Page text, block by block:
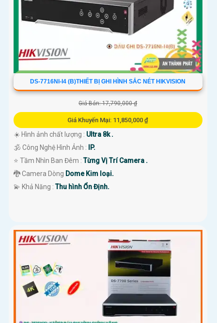
DS-7716NI-I4 (B)THIẾT BỊ GHI HÌNH SẮC NÉT HIKVISION
Giá Bán: 17,790,000 ₫
Giá Khuyến Mại: 11,850,000 ₫
☀️ Hình ảnh chất lượng : Ultra 8k .
🕉️ Công Nghệ Hình Ảnh :
IP.
⭐ Tầm Nhìn Ban Đêm :Từng Vị Trí Camera .
🐉️ Camera Dòng Dome Kim loại.
️💫 Khả Năng :Thu hình Ổn Định.